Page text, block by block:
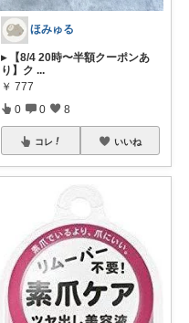
ほみゅる
▸ 【8/4 20時〜半額クーポンあ
り】ク ...
￥ 777
0 0 8
コレ いいね